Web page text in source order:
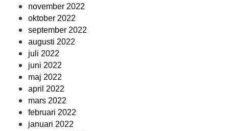
november 2022
oktober 2022
september 2022
augusti 2022
juli 2022
juni 2022
maj 2022
april 2022
mars 2022
februari 2022
januari 2022